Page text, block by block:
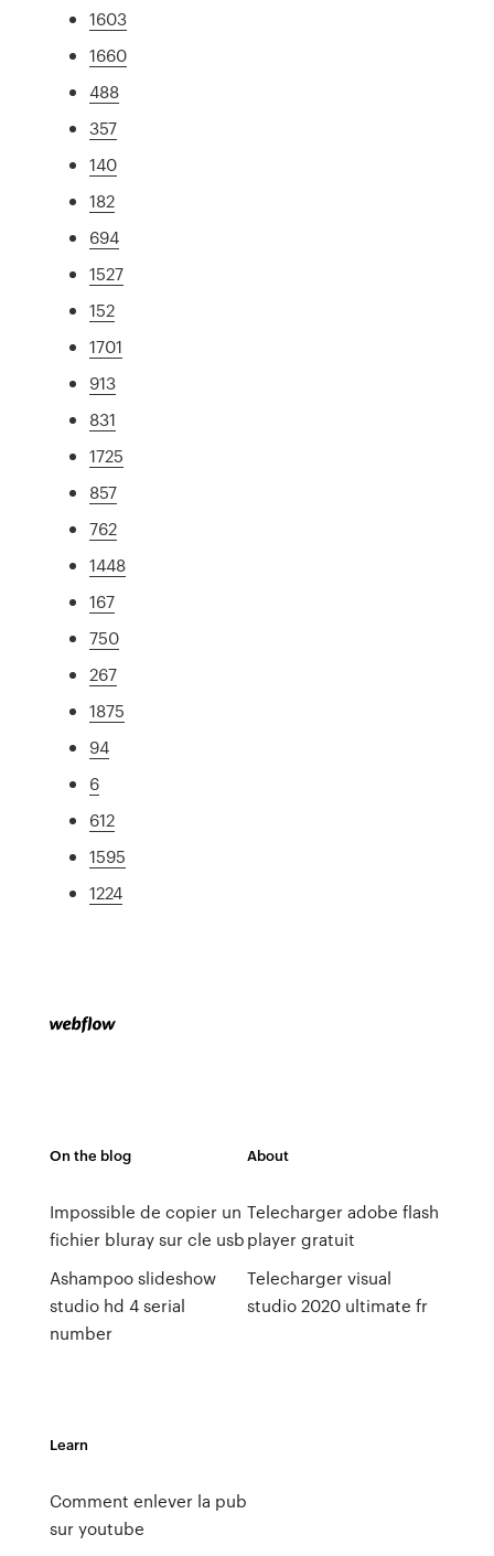
1603
1660
488
357
140
182
694
1527
152
1701
913
831
1725
857
762
1448
167
750
267
1875
94
6
612
1595
1224
On the blog
Impossible de copier un
fichier bluray sur cle usb
Ashampoo slideshow
studio hd 4 serial
number
About
Telecharger adobe flash
player gratuit
Telecharger visual
studio 2020 ultimate fr
Learn
Comment enlever la pub
sur youtube